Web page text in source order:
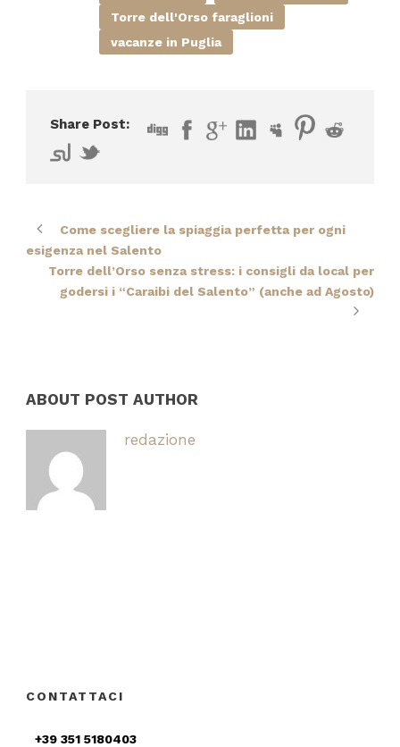
Torre dell'Orso faraglioni
vacanze in Puglia
Share Post:
Come scegliere la spiaggia perfetta per ogni
esigenza nel Salento
Torre dell’Orso senza stress: i consigli da local per
godersi i “Caraibi del Salento” (anche ad Agosto)
ABOUT POST AUTHOR
redazione
CONTATTACI
+39 351 5180403